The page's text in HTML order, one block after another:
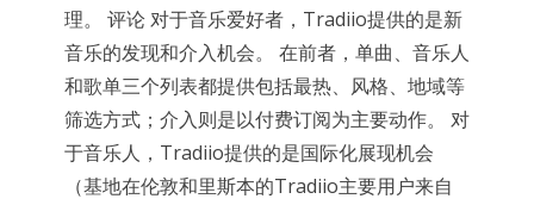
理。 评论 对于音乐爱好者，Tradiio提供的是新
音乐的发现和介入机会。 在前者，单曲、音乐人
和歌单三个列表都提供包括最热、风格、地域等
筛选方式；介入则是以付费订阅为主要动作。 对
于音乐人，Tradiio提供的是国际化展现机会
（基地在伦敦和里斯本的Tradiio主要用户来自